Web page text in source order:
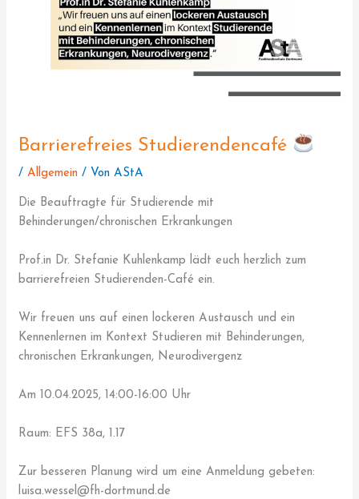
Barrierefreies Studierendencafé
/Allgemein / VonAStA
Die Beauftragte für Studierende mit
Behinderungen/chronischen Erkrankungen
Prof.in Dr. Stefanie Kuhlenkamp lädt euch herzlich zum
barrierefreien Studierenden-Café ein.
Wir freuen uns auf einen lockeren Austausch und ein
Kennenlernen im Kontext Studieren mit Behinderungen,
chronischen Erkrankungen, Neurodivergenz
Am 10.04.2025, 14:00-16:00 Uhr
Raum: EFS 38a, 1.17
Zur besseren Planung wird um eine Anmeldung gebeten:
luisa.wessel@fh-dortmund.de